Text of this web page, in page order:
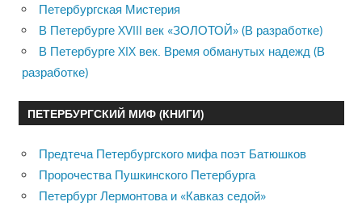
Петербургская Мистерия
В Петербурге XVIII век «ЗОЛОТОЙ» (В разработке)
В Петербурге XIX век. Время обманутых надежд (В
разработке)
ПЕТЕРБУРГСКИЙ МИФ (КНИГИ)
Предтеча Петербургского мифа поэт Батюшков
Пророчества Пушкинского Петербурга
Петербург Лермонтова и «Кавказ седой»